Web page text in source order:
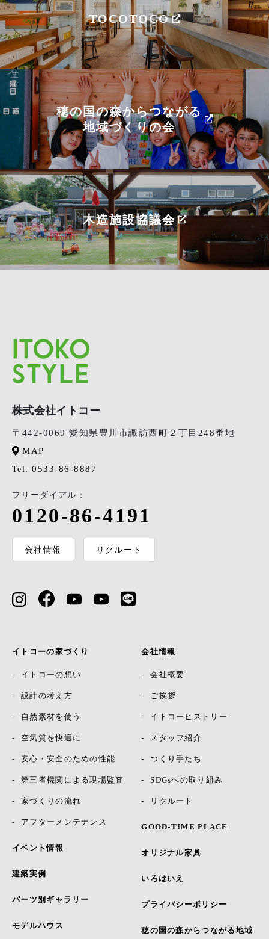
TOCOTOCO
穂の国の森からつながる
地域づくりの会
木造施設協議会
株式会社イトコー
〒442-0069 愛知県豊川市諏訪西町２丁目248番地
MAP
Tel: 0533-86-8887
フリーダイアル：
0120-86-4191
会社情報 リクルート
イトコーの家づくり
イトコーの想い
設計の考え方
自然素材を使う
空気質を快適に
安心・安全のための性能
第三者機関による現場監査
家づくりの流れ
アフターメンテナンス
イベント情報
建築実例
パーツ別ギャラリー
モデルハウス
会社情報
会社概要
ご挨拶
イトコーヒストリー
スタッフ紹介
つくり手たち
SDGsへの取り組み
リクルート
GOOD-TIME PLACE
オリジナル家具
いろはいえ
プライバシーポリシー
穂の国の森からつながる地域